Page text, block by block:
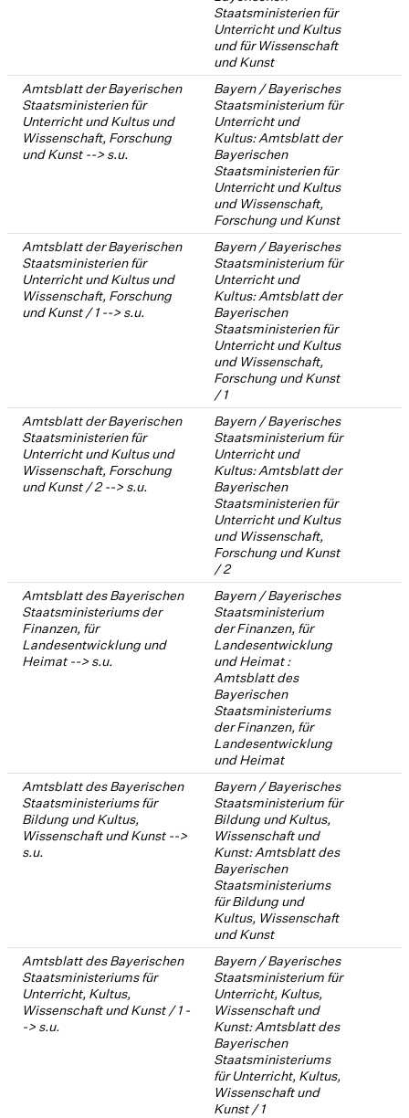
Staatsministerien für
Unterricht und Kultus
und für Wissenschaft
und Kunst
Amtsblatt der Bayerischen
Staatsministerien für
Unterricht und Kultus und
Wissenschaft, Forschung
und Kunst --> s.u.
Bayern / Bayerisches
Staatsministerium für
Unterricht und
Kultus: Amtsblatt der
Bayerischen
Staatsministerien für
Unterricht und Kultus
und Wissenschaft,
Forschung und Kunst
Amtsblatt der Bayerischen
Staatsministerien für
Unterricht und Kultus und
Wissenschaft, Forschung
und Kunst / 1 --> s.u.
Bayern / Bayerisches
Staatsministerium für
Unterricht und
Kultus: Amtsblatt der
Bayerischen
Staatsministerien für
Unterricht und Kultus
und Wissenschaft,
Forschung und Kunst
/ 1
Amtsblatt der Bayerischen
Staatsministerien für
Unterricht und Kultus und
Wissenschaft, Forschung
und Kunst / 2 --> s.u.
Bayern / Bayerisches
Staatsministerium für
Unterricht und
Kultus: Amtsblatt der
Bayerischen
Staatsministerien für
Unterricht und Kultus
und Wissenschaft,
Forschung und Kunst
/ 2
Amtsblatt des Bayerischen
Staatsministeriums der
Finanzen, für
Landesentwicklung und
Heimat --> s.u.
Bayern / Bayerisches
Staatsministerium
der Finanzen, für
Landesentwicklung
und Heimat :
Amtsblatt des
Bayerischen
Staatsministeriums
der Finanzen, für
Landesentwicklung
und Heimat
Amtsblatt des Bayerischen
Staatsministeriums für
Bildung und Kultus,
Wissenschaft und Kunst -->
s.u.
Bayern / Bayerisches
Staatsministerium für
Bildung und Kultus,
Wissenschaft und
Kunst: Amtsblatt des
Bayerischen
Staatsministeriums
für Bildung und
Kultus, Wissenschaft
und Kunst
Amtsblatt des Bayerischen
Staatsministeriums für
Unterricht, Kultus,
Wissenschaft und Kunst / 1 -
-> s.u.
Bayern / Bayerisches
Staatsministerium für
Unterricht, Kultus,
Wissenschaft und
Kunst: Amtsblatt des
Bayerischen
Staatsministeriums
für Unterricht, Kultus,
Wissenschaft und
Kunst / 1